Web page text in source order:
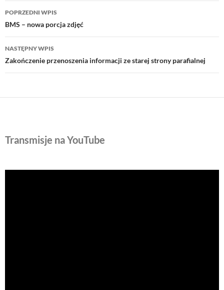
Nawigacja
wpisu
POPRZEDNI WPIS
BMS – nowa porcja zdjęć
NASTĘPNY WPIS
Zakończenie przenoszenia informacji ze starej strony parafialnej
Transmisje na YouTube